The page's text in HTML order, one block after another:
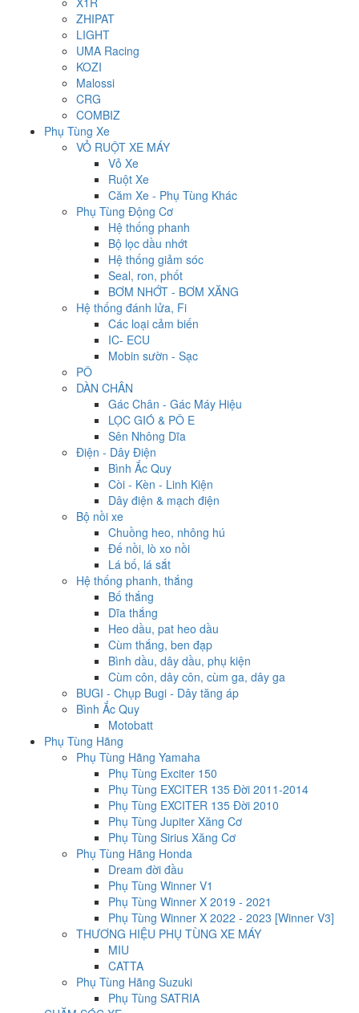
ZHIPAT
LIGHT
UMA Racing
KOZI
Malossi
CRG
COMBIZ
Phụ Tùng Xe
VỎ RUỘT XE MÁY
Vỏ Xe
Ruột Xe
Căm Xe - Phụ Tùng Khác
Phụ Tùng Động Cơ
Hệ thống phanh
Bộ lọc dầu nhớt
Hệ thống giảm sóc
Seal, ron, phốt
BƠM NHỚT - BƠM XĂNG
Hệ thống đánh lửa, Fi
Các loại cảm biến
IC- ECU
Mobin sườn - Sạc
PÔ
DÀN CHÂN
Gác Chân - Gác Máy Hiệu
LỌC GIÓ & PÔ E
Sên Nhông Dĩa
Điện - Dây Điện
Bình Ắc Quy
Còi - Kèn - Linh Kiện
Dây điện & mạch điện
Bộ nồi xe
Chuồng heo, nhông hú
Đế nồi, lò xo nồi
Lá bố, lá sắt
Hệ thống phanh, thắng
Bố thắng
Dĩa thắng
Heo dầu, pat heo dầu
Cùm thắng, ben đạp
Bình dầu, dây dầu, phụ kiện
Cùm côn, dây côn, cùm ga, dây ga
BUGI - Chụp Bugi - Dây tăng áp
Bình Ắc Quy
Motobatt
Phụ Tùng Hãng
Phụ Tùng Hãng Yamaha
Phụ Tùng Exciter 150
Phụ Tùng EXCITER 135 Đời 2011-2014
Phụ Tùng EXCITER 135 Đời 2010
Phụ Tùng Jupiter Xăng Cơ
Phụ Tùng Sirius Xăng Cơ
Phụ Tùng Hãng Honda
Dream đời đầu
Phụ Tùng Winner V1
Phụ Tùng Winner X 2019 - 2021
Phụ Tùng Winner X 2022 - 2023 [Winner V3]
THƯƠNG HIỆU PHỤ TÙNG XE MÁY
MIU
CATTA
Phụ Tùng Hãng Suzuki
Phụ Tùng SATRIA